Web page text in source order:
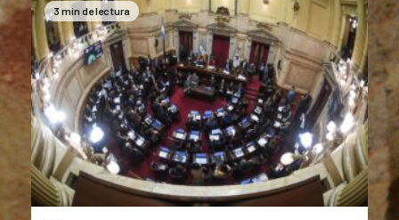
3 min de lectura